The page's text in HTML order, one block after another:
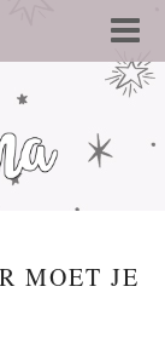
MOET JE